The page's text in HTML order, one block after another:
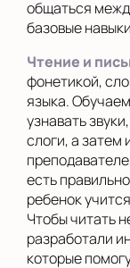
общаться
базовые
Чтение и
фонетикой,
языка.
узнавать
слоги, а затем
есть
ребенок
Чтобы читать
разработали
которые